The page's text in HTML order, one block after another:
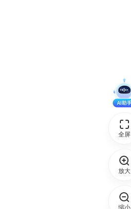
全屏
放大
缩小